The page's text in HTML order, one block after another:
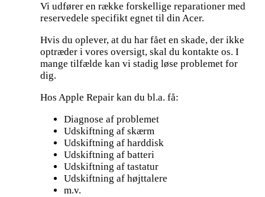
Vi udfører en række forskellige reparationer med
reservedele specifikt egnet til din Acer.
Hvis du oplever, at du har fået en skade, der ikke
optræder i vores oversigt, skal du kontakte os. I
mange tilfælde kan vi stadig løse problemet for
dig.
Hos Apple Repair kan du bl.a. få:
Diagnose af problemet
Udskiftning af skærm
Udskiftning af harddisk
Udskiftning af batteri
Udskiftning af tastatur
Udskiftning af højttalere
m.v.